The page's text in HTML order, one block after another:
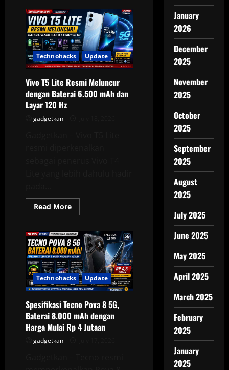
Meluncur,
Ini
Daftar
Harga
Samsung
Galaxy
Z
Fold
8,
Fold
8
Ultra,
Technohacks Update
Vivo T5 Lite Resmi Meluncur
dengan Baterai 6.500 mAh dan
Layar 120 Hz
gadgetkan
Read MoreRead
more
T5
Lite
Resmi
Meluncur
dengan
Baterai
6.500
mAh
dan
Layar
120
Hz
Technohacks Update
Spesifikasi Tecno Pova 8 5G,
Baterai 8.000 mAh dengan
Harga Mulai Rp 4 Jutaan
gadgetkan
January
2026
December
2025
November
2025
October
2025
September
2025
August
2025
July 2025
June 2025
May 2025
April 2025
March 2025
February
2025
January
2025